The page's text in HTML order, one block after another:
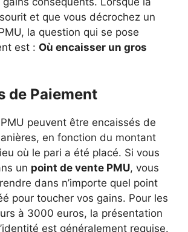
et que vous décrochez un
la question qui se pose
est : Où encaisser un gros
de Paiement
peuvent être encaissés de
en fonction du montant
où le pari a été placé. Si vous
un point de vente PMU, vous
dans n’importe quel point
pour toucher vos gains. Pour les
à 3000 euros, la présentation
est généralement requise.